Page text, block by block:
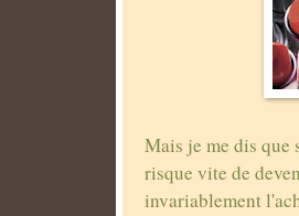
Mais je me dis que
risque vite de
invariablement